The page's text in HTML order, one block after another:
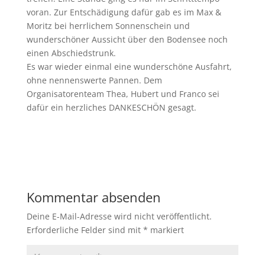
voran. Zur Entschädigung dafür gab es im Max &
Moritz bei herrlichem Sonnenschein und
wunderschöner Aussicht über den Bodensee noch
einen Abschiedstrunk.
Es war wieder einmal eine wunderschöne Ausfahrt,
ohne nennenswerte Pannen. Dem
Organisatorenteam Thea, Hubert und Franco sei
dafür ein herzliches DANKESCHÖN gesagt.
Kommentar absenden
Deine E-Mail-Adresse wird nicht veröffentlicht.
Erforderliche Felder sind mit * markiert